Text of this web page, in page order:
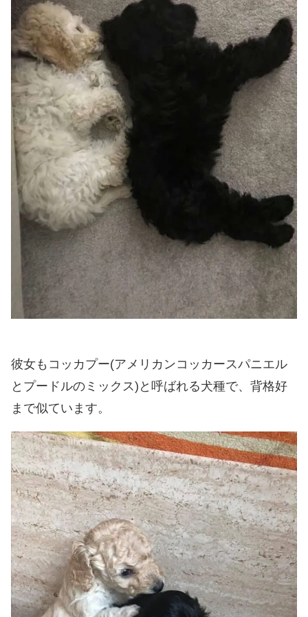
彼女もコッカプー(アメリカンコッカースパニエル
とプードルのミックス)と呼ばれる犬種で、背格好
まで似ています。